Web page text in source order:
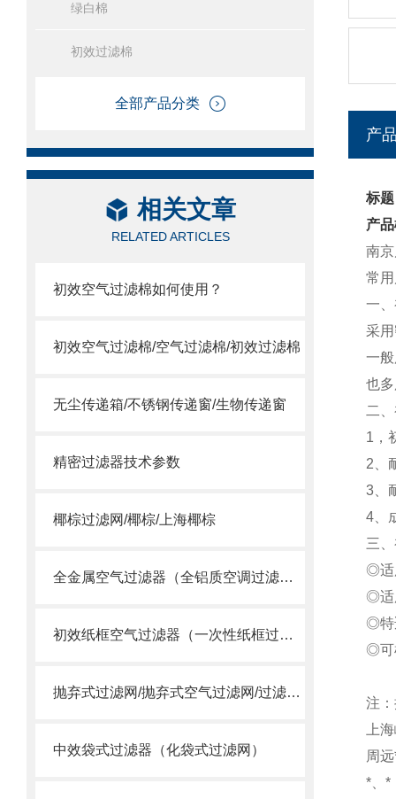
绿白棉
初效过滤棉
全部产品分类
相关文章
RELATED ARTICLES
初效空气过滤棉如何使用？
初效空气过滤棉/空气过滤棉/初效过滤棉
无尘传递箱/不锈钢传递窗/生物传递窗
精密过滤器技术参数
椰棕过滤网/椰棕/上海椰棕
全金属空气过滤器（全铝质空调过滤网）
初效纸框空气过滤器（一次性纸框过滤网）
抛弃式过滤网/抛弃式空气过滤网/过滤送风口/一体式过滤箱
中效袋式过滤器（化袋式过滤网）
产
标
产
南
常
一
采
一
也
二
1，
2、
3、
4、
三
◎适
◎适
◎特
◎可
注
上
周
*、*